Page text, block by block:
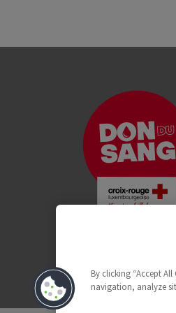
By clicking “Accept
navigation, analyze